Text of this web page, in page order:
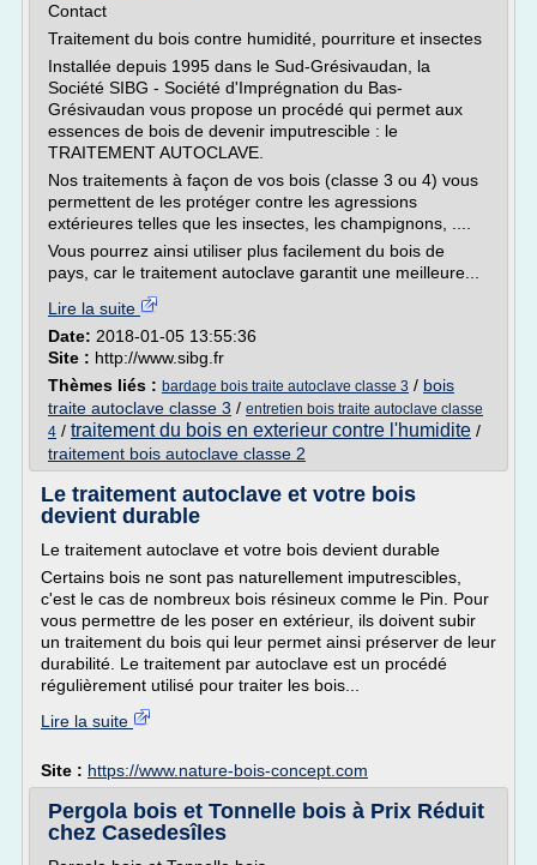
Contact
Traitement du bois contre humidité, pourriture et insectes
Installée depuis 1995 dans le Sud-Grésivaudan, la
Société SIBG - Société d'Imprégnation du Bas-
Grésivaudan vous propose un procédé qui permet aux
essences de bois de devenir imputrescible : le
TRAITEMENT AUTOCLAVE.
Nos traitements à façon de vos bois (classe 3 ou 4) vous
permettent de les protéger contre les agressions
extérieures telles que les insectes, les champignons, ....
Vous pourrez ainsi utiliser plus facilement du bois de
pays, car le traitement autoclave garantit une meilleure...
Lire la suite
Date: 2018-01-05 13:55:36
Site : http://www.sibg.fr
Thèmes liés : bardage bois traite autoclave classe 3 / bois
traite autoclave classe 3 / entretien bois traite autoclave classe
4 / traitement du bois en exterieur contre l'humidite /
traitement bois autoclave classe 2
Le traitement autoclave et votre bois
devient durable
Le traitement autoclave et votre bois devient durable
Certains bois ne sont pas naturellement imputrescibles,
c'est le cas de nombreux bois résineux comme le Pin. Pour
vous permettre de les poser en extérieur, ils doivent subir
un traitement du bois qui leur permet ainsi préserver de leur
durabilité. Le traitement par autoclave est un procédé
régulièrement utilisé pour traiter les bois...
Lire la suite
Site : https://www.nature-bois-concept.com
Pergola bois et Tonnelle bois à Prix Réduit
chez Casedesîles